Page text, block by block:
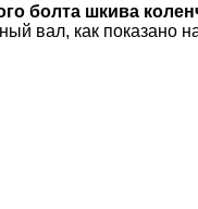
болта шкива
вал, как показано